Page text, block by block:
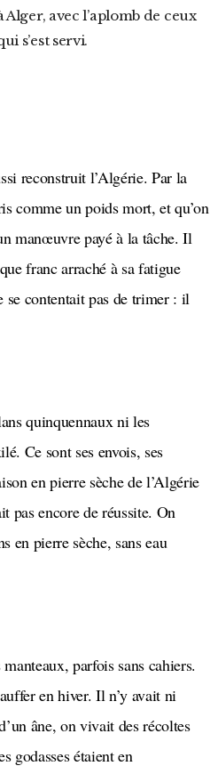
Alger, avec l’aplomb de ceux
s’est servi.
comme un poids mort, et qu’on
manœuvre payé à la tâche. Il
franc arraché à sa fatigue
se contentait pas de trimer : il
Ce sont ses envois, ses
en pierre sèche de l’Algérie
pas encore de réussite. On
en pierre sèche, sans eau
en hiver. Il n’y avait ni
âne, on vivait des récoltes
godasses étaient en